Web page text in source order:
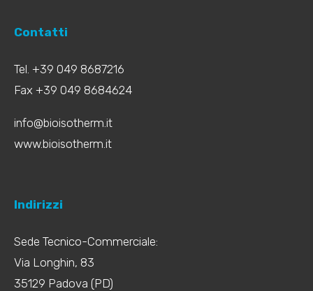
Contatti
Tel. +39 049 8687216
Fax +39 049 8684624
info@bioisotherm.it
www.bioisotherm.it
Indirizzi
Sede Tecnico-Commerciale:
Via Longhin, 83
35129 Padova (PD)